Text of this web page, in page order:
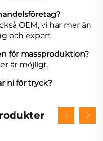
OEM, vi har mer än
och export.
för massproduktion?
är möjligt.
ni för tryck?